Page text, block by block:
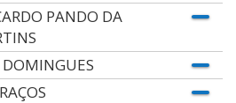
PANDO DA